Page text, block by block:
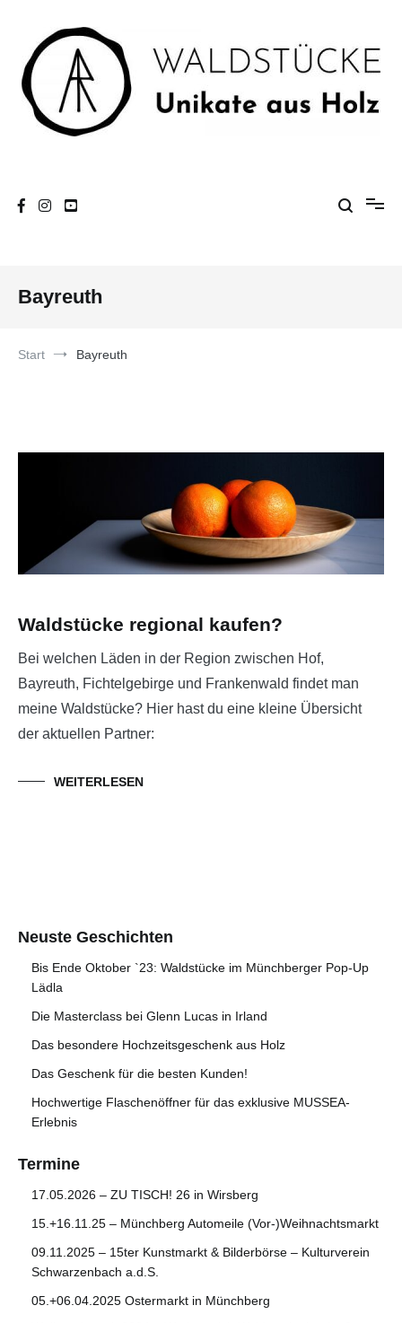
springen
Bayreuth
Start Bayreuth
Waldstücke regional kaufen?
Bei welchen Läden in der Region zwischen Hof,
Bayreuth, Fichtelgebirge und Frankenwald findet man
meine Waldstücke? Hier hast du eine kleine Übersicht
der aktuellen Partner:
WEITERLESEN
Neuste Geschichten
Bis Ende Oktober `23: Waldstücke im Münchberger Pop-Up
Lädla
Die Masterclass bei Glenn Lucas in Irland
Das besondere Hochzeitsgeschenk aus Holz
Das Geschenk für die besten Kunden!
Hochwertige Flaschenöffner für das exklusive MUSSEA-
Erlebnis
Termine
17.05.2026 – ZU TISCH! 26 in Wirsberg
15.+16.11.25 – Münchberg Automeile (Vor-)Weihnachtsmarkt
09.11.2025 – 15ter Kunstmarkt & Bilderbörse – Kulturverein
Schwarzenbach a.d.S.
05.+06.04.2025 Ostermarkt in Münchberg